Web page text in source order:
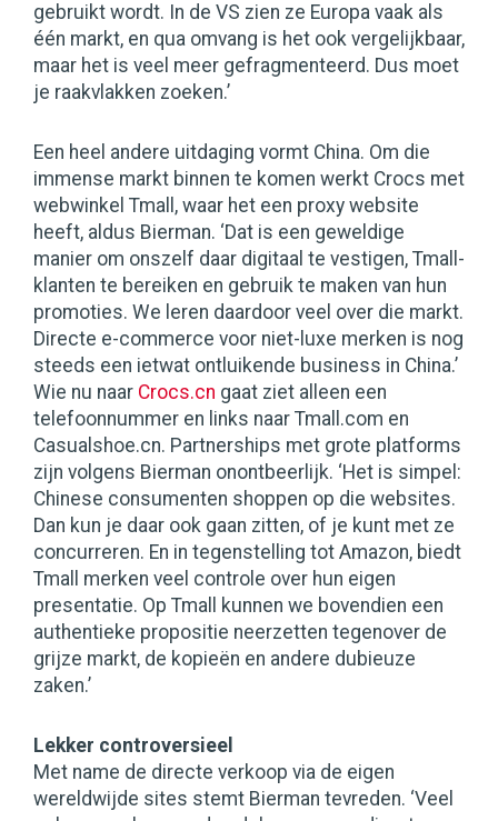
gebruikt wordt. In de VS zien ze Europa vaak als
één markt, en qua omvang is het ook vergelijkbaar,
maar het is veel meer gefragmenteerd. Dus moet
je raakvlakken zoeken.’
Een heel andere uitdaging vormt China. Om die
immense markt binnen te komen werkt Crocs met
webwinkel Tmall, waar het een proxy website
heeft, aldus Bierman. ‘Dat is een geweldige
manier om onszelf daar digitaal te vestigen, Tmall-
klanten te bereiken en gebruik te maken van hun
promoties. We leren daardoor veel over die markt.
Directe e-commerce voor niet-luxe merken is nog
steeds een ietwat ontluikende business in China.’
Wie nu naar Crocs.cn gaat ziet alleen een
telefoonnummer en links naar Tmall.com en
Casualshoe.cn. Partnerships met grote platforms
zijn volgens Bierman onontbeerlijk. ‘Het is simpel:
Chinese consumenten shoppen op die websites.
Dan kun je daar ook gaan zitten, of je kunt met ze
concurreren. En in tegenstelling tot Amazon, biedt
Tmall merken veel controle over hun eigen
presentatie. Op Tmall kunnen we bovendien een
authentieke propositie neerzetten tegenover de
grijze markt, de kopieën en andere dubieuze
zaken.’
Lekker controversieel
Met name de directe verkoop via de eigen
wereldwijde sites stemt Bierman tevreden. ‘Veel